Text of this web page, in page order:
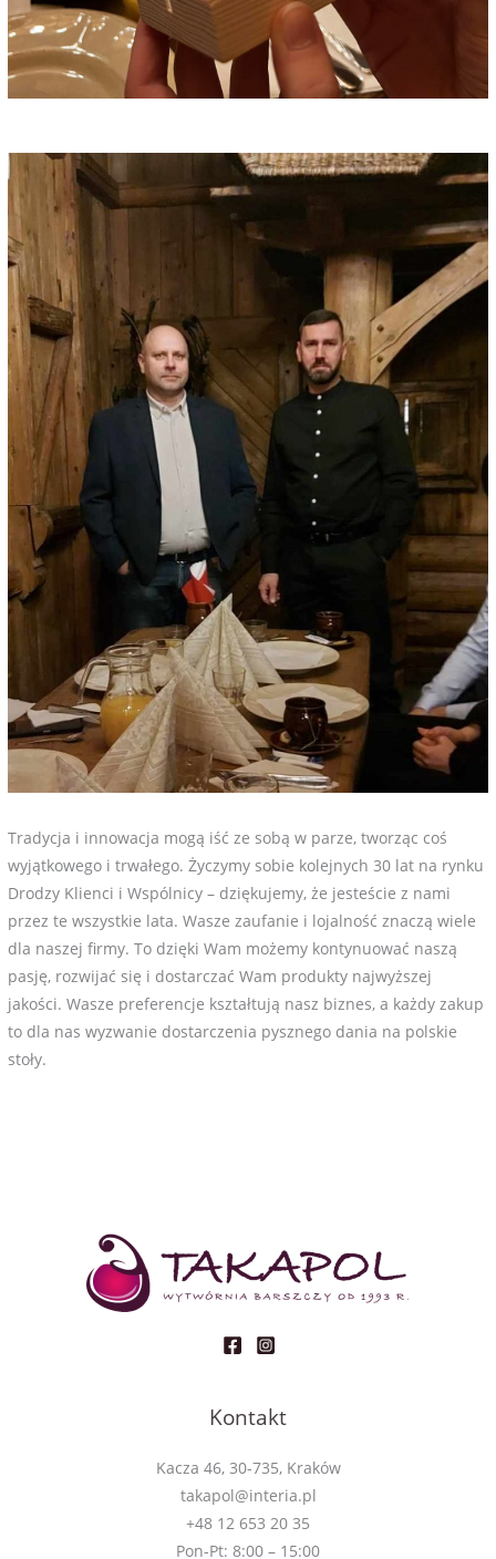
Tradycja i innowacja mogą iść ze sobą w parze, tworząc coś
wyjątkowego i trwałego. Życzymy sobie kolejnych 30 lat na rynku
Drodzy Klienci i Wspólnicy – dziękujemy, że jesteście z nami
przez te wszystkie lata. Wasze zaufanie i lojalność znaczą wiele
dla naszej firmy. To dzięki Wam możemy kontynuować naszą
pasję, rozwijać się i dostarczać Wam produkty najwyższej
jakości. Wasze preferencje kształtują nasz biznes, a każdy zakup
to dla nas wyzwanie dostarczenia pysznego dania na polskie
stoły.
Kontakt
Kacza 46, 30-735, Kraków
takapol@interia.pl
+48 12 653 20 35
Pon-Pt: 8:00 – 15:00